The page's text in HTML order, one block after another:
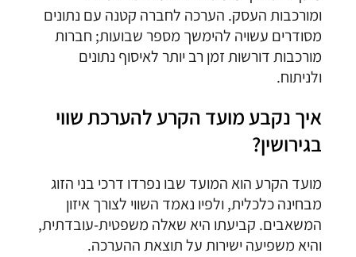
ומורכבות העסק. הערכה לחברה קטנה עם נתונים
מסודרים עשויה להימשך מספר שבועות; חברות
מורכבות דורשות זמן רב יותר לאיסוף נתונים
ולניתוח.
איך נקבע מועד הקרע להערכת שווי
בגירושין?
מועד הקרע הוא המועד שבו נפרדו דרכי בני הזוג
מבחינה כלכלית, ולפיו נאמד השווי לצורך איזון
המשאבים. קביעתו היא שאלה משפטית-עובדתית,
והיא משפיעה ישירות על תוצאת ההערכה.